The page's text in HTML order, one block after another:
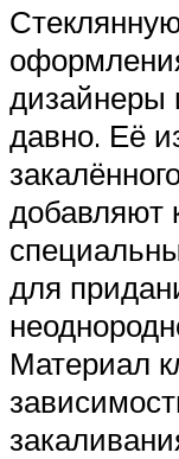
дизайнеры
давно. Её
добавляют
для
Материал